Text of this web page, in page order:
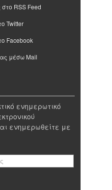
RSS Feed
Twitter
Facebook
μέσω Mail
ενημερωτικό
ενημερωθείτε με